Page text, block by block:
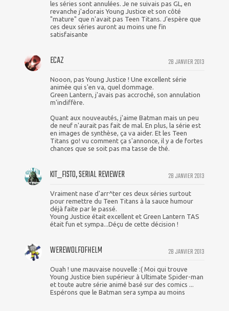
les séries sont annulées. Je ne suivais pas GL, en
revanche j'adorais Young Justice et son côté
"mature" que n'avait pas Teen Titans. J'espère que
ces deux séries auront au moins une fin
satisfaisante
28 JANVIER 2013
ECAZ
Nooon, pas Young Justice ! Une excellent série
animée qui s'en va, quel dommage.
Green Lantern, j'avais pas accroché, son annulation
m'indiffère.
Quant aux nouveautés, j'aime Batman mais un peu
de neuf n'aurait pas fait de mal. En plus, la série est
en images de synthèse, ça va aider. Et les Teen
Titans go! vu comment ça s'annonce, il y a de fortes
chances que se soit pas ma tasse de thé.
28 JANVIER 2013
KIT_FISTO, SERIAL REVIEWER
Vraiment nase d'arr^ter ces deux séries surtout
pour remettre du Teen Titans à la sauce humour
déjà faite par le passé.
Young Justice était excellent et Green Lantern TAS
était fun et sympa...Déçu de cette décision !
28 JANVIER 2013
WEREWOLFOFHELM
Ouah ! une mauvaise nouvelle :( Moi qui trouve
Young Justice bien supérieur à Ultimate Spider-man
et toute autre série animé basé sur des comics ...
Espérons que le Batman sera sympa au moins